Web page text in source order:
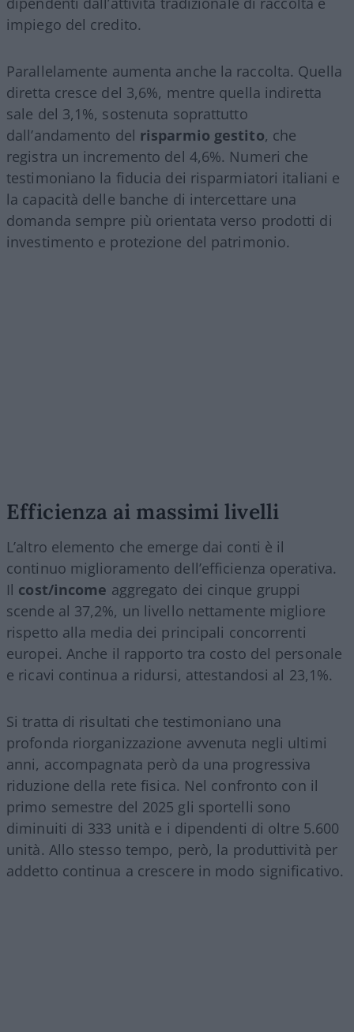
impiego del credito.
Parallelamente aumenta anche la raccolta. Quella
diretta cresce del 3,6%, mentre quella indiretta
sale del 3,1%, sostenuta soprattutto
dall’andamento del risparmio gestito, che
registra un incremento del 4,6%. Numeri che
testimoniano la fiducia dei risparmiatori italiani e
la capacità delle banche di intercettare una
domanda sempre più orientata verso prodotti di
investimento e protezione del patrimonio.
Efficienza ai massimi livelli
L’altro elemento che emerge dai conti è il
continuo miglioramento dell’efficienza operativa.
Il cost/income aggregato dei cinque gruppi
scende al 37,2%, un livello nettamente migliore
rispetto alla media dei principali concorrenti
europei. Anche il rapporto tra costo del personale
e ricavi continua a ridursi, attestandosi al 23,1%.
Si tratta di risultati che testimoniano una
profonda riorganizzazione avvenuta negli ultimi
anni, accompagnata però da una progressiva
riduzione della rete fisica. Nel confronto con il
primo semestre del 2025 gli sportelli sono
diminuiti di 333 unità e i dipendenti di oltre 5.600
unità. Allo stesso tempo, però, la produttività per
addetto continua a crescere in modo significativo.